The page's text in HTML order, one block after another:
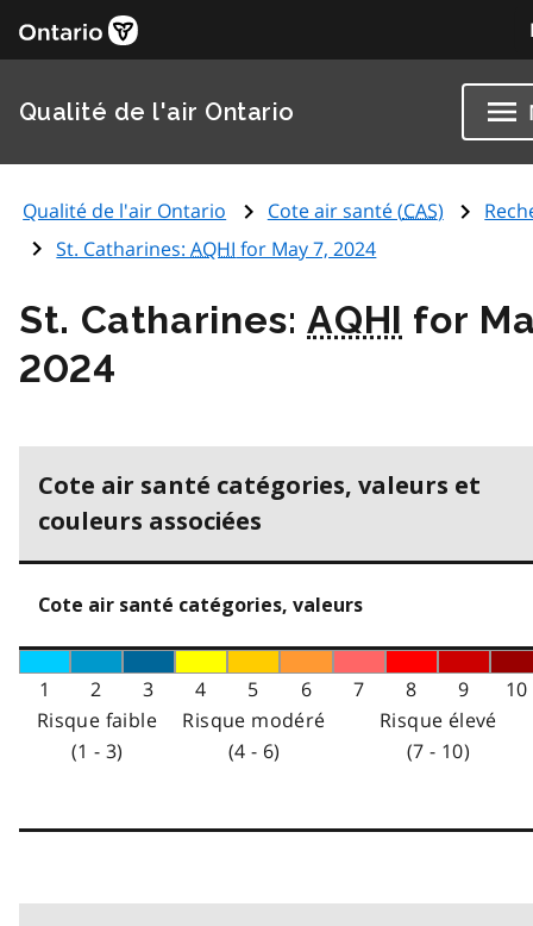
Qualité de l'air Ontario
Qualité de l'air Ontario Cote air santé (CAS)
St. Catharines:AQHI for May 7, 2024
St. Catharines:AQHI for
2024
Cote air santé catégories, valeurs et
couleurs associées
Cote air santé catégories, valeurs
1 2 3 4 5 6 7 8 9
10
Risque faible
(1 - 3)
Risque modéré
(4 - 6)
Risque élevé
(7 - 10)